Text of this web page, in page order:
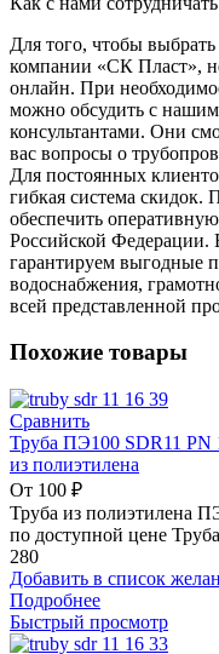
Для того, чтобы
компании «СК Пласт»,
онлайн. При
можно обсудить с
консультантами. Они
вас вопросы о
Для постоянных
гибкая система
обеспечить
Российской
гарантируем выгодные
водоснабжения,
всей представленной
Похожие товары
Сравнить
Труба ПЭ100 SDR11 PN
из полиэтилена
От 100 ₽
Труба из полиэтилена
по доступной цене
280
Добавить в список
Подробнее
Быстрый просмотр